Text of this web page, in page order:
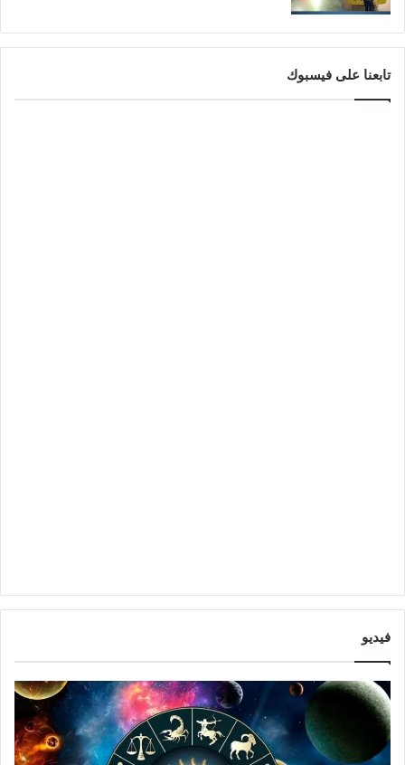
تابعنا على فيسبوك
فيديو
ت